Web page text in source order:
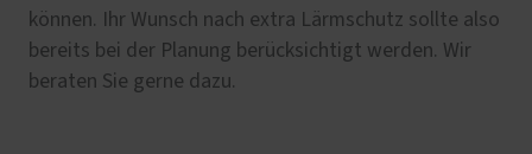
können. Ihr Wunsch nach extra Lärmschutz sollte also
bereits bei der Planung berücksichtigt werden. Wir
beraten Sie gerne dazu.